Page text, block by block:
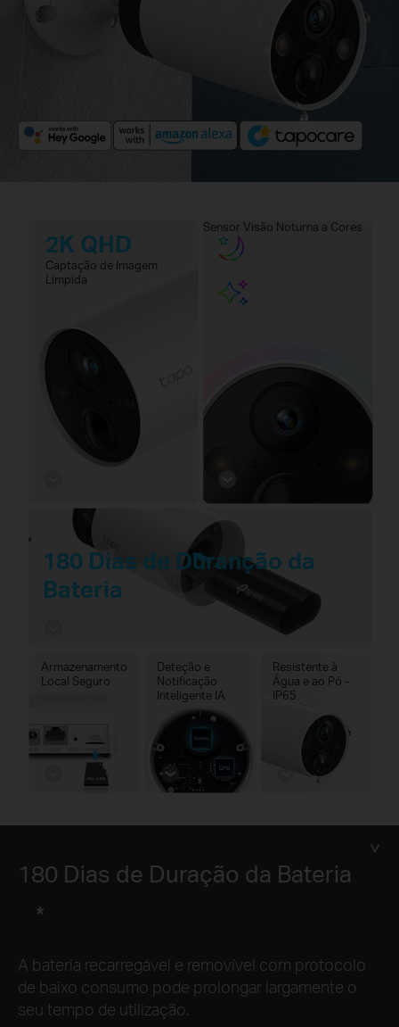
2K QHD
Captação de Imagem
Limpida
Sensor Visão Noturna a Cores
180 Dias de Duranção da
Bateria
*
Armazenamento
Local Seguro
Deteção e
Notificação
Inteligente IA
Resistente à
Água e ao Pó -
IP65
180 Dias de Duração da Bateria
*
A bateria recarregável e removível com protocolo
de baixo consumo pode prolongar largamente o
seu tempo de utilização.